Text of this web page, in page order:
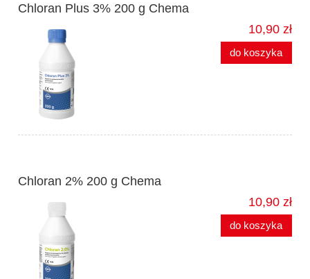
Chloran Plus 3% 200 g Chema
10,90 zł
do koszyka
Chloran 2% 200 g Chema
10,90 zł
do koszyka